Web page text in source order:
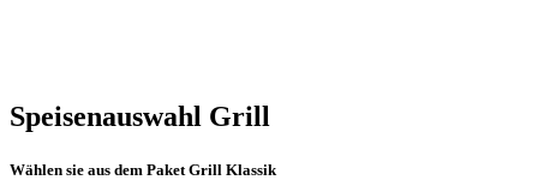
Speisenauswahl Grill
Wählen sie aus dem Paket Grill Klassik